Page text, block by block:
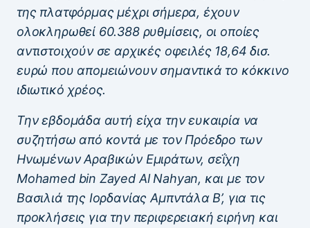
της πλατφόρμας μέχρι σήμερα, έχουν
ολοκληρωθεί 60.388 ρυθμίσεις, οι οποίες
αντιστοιχούν σε αρχικές οφειλές 18,64 δισ.
ευρώ που απομειώνουν σημαντικά το κόκκινο
ιδιωτικό χρέος.
Την εβδομάδα αυτή είχα την ευκαιρία να
συζητήσω από κοντά με τον Πρόεδρο των
Ηνωμένων Αραβικών Εμιράτων, σεΐχη
Mohamed bin Zayed Al Nahyan, και με τον
Βασιλιά της Ιορδανίας Αμπντάλα Β’, για τις
προκλήσεις για την περιφερειακή ειρήνη και